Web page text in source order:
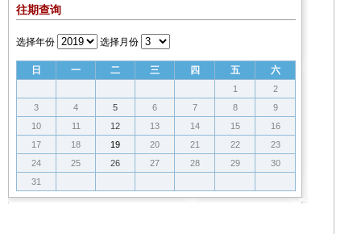
往期查询
选择年份 选择月份
日 一 二 三 四 五 六
1
2
3
4 5 6 7 8
9
10
11 12 13 14 15
16
17
18 19 20 21 22
23
24
25 26 27 28 29
30
31